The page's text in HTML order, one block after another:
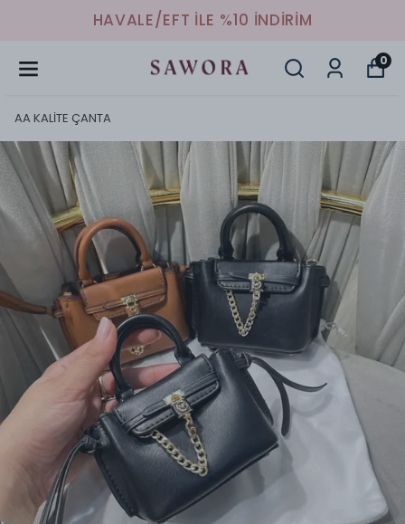
HAVALE/EFT İLE %10 İNDİRİM
0
AA KALİTE ÇANTA